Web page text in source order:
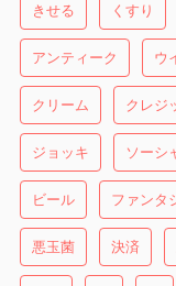
きせる くすり
アンティーク ウ
クリーム クレジ
ジョッキ ソーシ
ビール ファンタ
悪玉菌 決済